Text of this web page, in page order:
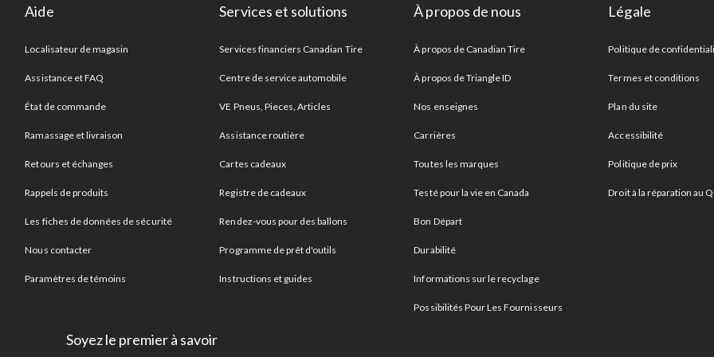
Aide
Localisateur de magasin
Assistance et FAQ
État de commande
Ramassage et livraison
Retours et échanges
Rappels de produits
Les fiches de données de sécurité
Nous contacter
Paramètres de témoins
Services et solutions
Services financiers Canadian Tire
Centre de service automobile
VE Pneus, Pieces, Articles
Assistance routière
Cartes cadeaux
Registre de cadeaux
Rendez-vous pour des ballons
Programme de prêt d'outils
Instructions et guides
À propos de nous
À propos de Canadian Tire
À propos de Triangle ID
Nos enseignes
Carrières
Toutes les marques
Testé pour la vie en Canada
Bon Départ
Durabilité
Informations sur le recyclage
Possibilités Pour Les Fournisseurs
Légale
Politique de
Termes et conditions
Plan du site
Accessibilité
Politique de prix
Droit à la réparation au
Soyez le premier à savoir